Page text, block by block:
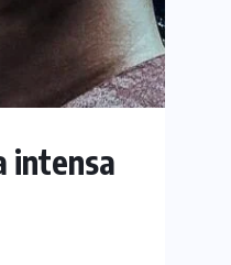
intensa